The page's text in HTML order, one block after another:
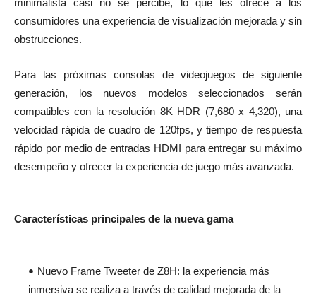
minimalista casi no se percibe, lo que les ofrece a los
consumidores una experiencia de visualización mejorada y sin
obstrucciones.
Para las próximas consolas de videojuegos de siguiente
generación, los nuevos modelos seleccionados serán
compatibles con la resolución 8K HDR (7,680 x 4,320), una
velocidad rápida de cuadro de 120fps, y tiempo de respuesta
rápido por medio de entradas HDMI para entregar su máximo
desempeño y ofrecer la experiencia de juego más avanzada.
Características principales de la nueva gama
Nuevo Frame Tweeter de Z8H: la experiencia más
inmersiva se realiza a través de calidad mejorada de la